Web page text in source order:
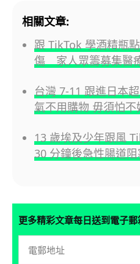
相關文章:
跟 TikTok 學酒精瓶
傷 家人眾籌募集醫
台灣 7-11 跟進日本
氣不用購物 毋須怕
13 歲埃及少年跟風
30 分鐘後急性腸道
更多精彩文章每日送到電子郵